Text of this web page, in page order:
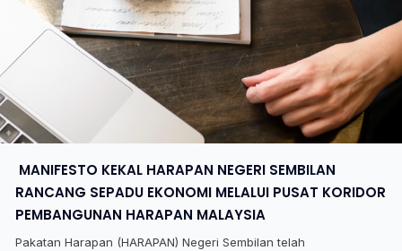
​ MANIFESTO KEKAL HARAPAN NEGERI SEMBILAN
RANCANG SEPADU EKONOMI MELALUI PUSAT KORIDOR
PEMBANGUNAN HARAPAN MALAYSIA
Pakatan Harapan (HARAPAN) Negeri Sembilan telah